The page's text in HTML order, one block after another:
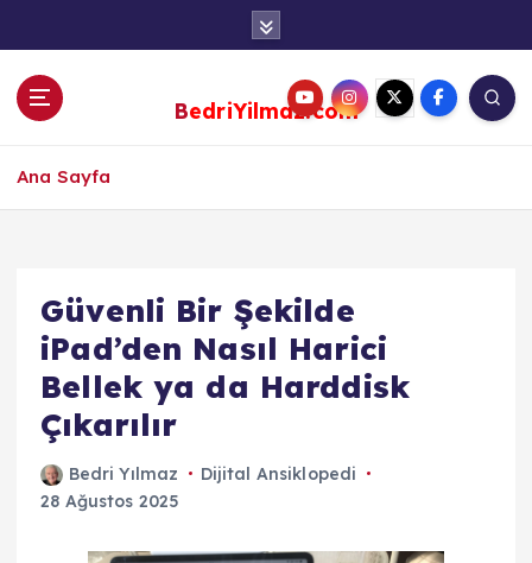
BedriYilmaz.com
Ana Sayfa
Güvenli Bir Şekilde
iPad’den Nasıl Harici
Bellek ya da Harddisk
Çıkarılır
Bedri Yılmaz
Dijital Ansiklopedi
28 Ağustos 2025